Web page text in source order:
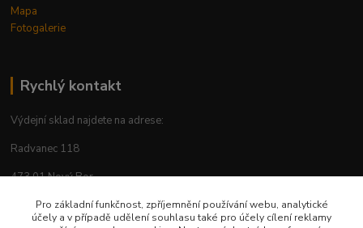
Mapa
Fotogalerie
Rychlý kontakt
Výdejní sklad najdete na adrese:
Radvanec 118
473 01 Nový Bor
tel: +420 605 283 713
Pro základní funkčnost, zpříjemnění používání webu, analytické
účely a v případě udělení souhlasu také pro účely cílení reklamy